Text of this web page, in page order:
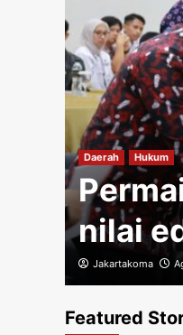
Daerah Hukum
nilai
Jakartakoma
Featured